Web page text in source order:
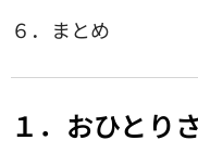
６．まとめ
１．おひとり